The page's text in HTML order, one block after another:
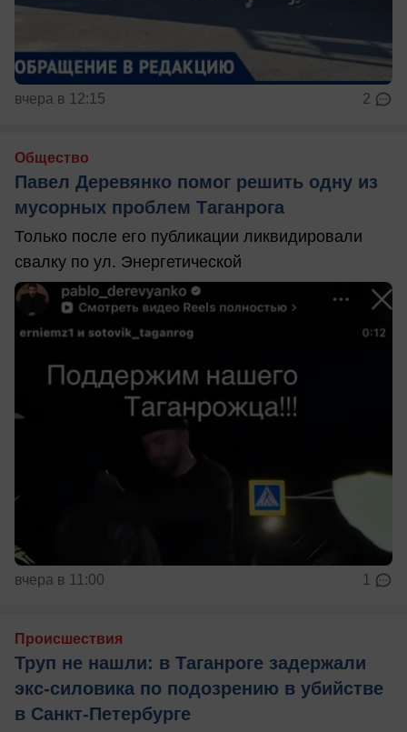
вчера в 12:15 2
Общество
Павел Деревянко помог решить одну из
мусорных проблем Таганрога
Только после его публикации ликвидировали
свалку по ул. Энергетической
вчера в 11:00 1
Происшествия
Труп не нашли: в Таганроге задержали
экс-силовика по подозрению в убийстве
в Санкт-Петербурге